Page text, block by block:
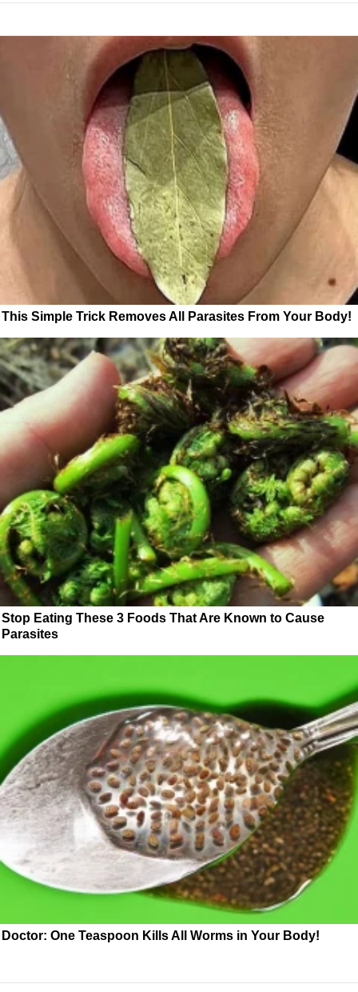
This Simple Trick Removes All Parasites From Your Body!
Stop Eating These 3 Foods That Are Known to Cause
Parasites
Doctor: One Teaspoon Kills All Worms in Your Body!